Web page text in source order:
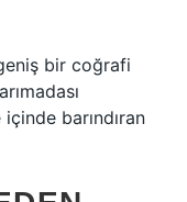
bir coğrafi
barındıran